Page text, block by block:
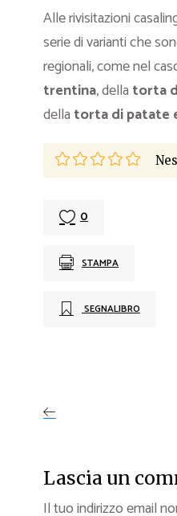
Alle rivisitazioni
serie di varianti che
regionali, come nel
trentina, della torta
della torta di patate
0
STAMPA
SEGNALIBRO
Lascia un
Il tuo indirizzo email